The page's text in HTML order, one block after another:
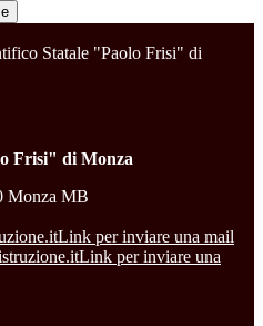
Statale "Paolo Frisi" di
Frisi" di Monza
Monza MB
Link per inviare una mail
Link per inviare una